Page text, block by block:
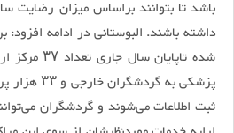
باشد تا بتوانند براساس میزان رضایت
داشته باشند. البوستانی در ادامه افزود:
شده تاپایان
پزشکی به
ثبت اطلاعات می‌شوند و گردشگران